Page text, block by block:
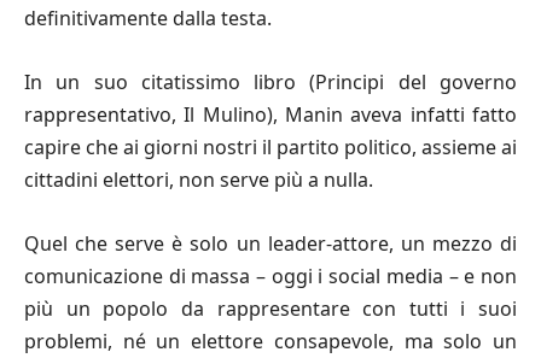
definitivamente dalla testa.
In un suo citatissimo libro (Principi del governo
rappresentativo, Il Mulino), Manin aveva infatti fatto
capire che ai giorni nostri il partito politico, assieme ai
cittadini elettori, non serve più a nulla.
Quel che serve è solo un leader-attore, un mezzo di
comunicazione di massa – oggi i social media – e non
più un popolo da rappresentare con tutti i suoi
problemi, né un elettore consapevole, ma solo un